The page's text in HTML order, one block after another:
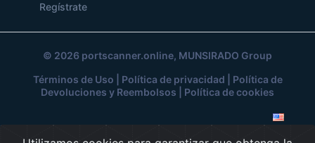
Regístrate
© 2026 portscanner.online, MUNSIRADO Group
Términos de Uso
Política de privacidad
Política de
Devoluciones y Reembolsos
Política de cookies